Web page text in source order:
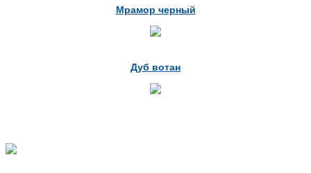
Мрамор черный
Дуб вотан